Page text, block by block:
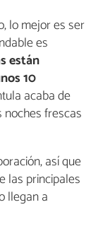
lo mejor es ser
es
están
10
acaba de
frescas
así que
las principales
llegan a